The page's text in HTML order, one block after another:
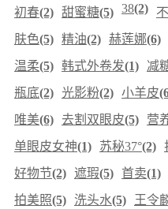
初春(2) 甜蜜糖(5) 38(2)
肤色(5) 精油(2) 赫莲娜(6)
温柔(5) 韩式外卷发(1) 减
瓶底(2) 光影粉(2) 小羊皮
唯美(6) 去割双眼皮(5) 营
单眼皮女神(1) 苏秘37°(2)
好物节(2) 遮瑕(5) 首卖(1)
拍美照(5) 洗头水(5) 王令